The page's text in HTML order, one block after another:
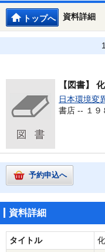
資料詳細
トップへ
【図書】
日本環境変
書店 -- １９
予約申込へ
資料詳細
タイトル